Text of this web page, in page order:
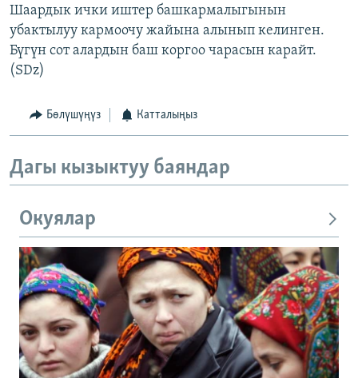
Шаардык ички иштер башкармалыгынын
убактылуу кармоочу жайына алынып келинген.
Бүгүн сот алардын баш коргоо чарасын карайт.
(SDz)
Бөлүшүңүз Катталыңыз
Дагы кызыктуу баяндар
Окуялар